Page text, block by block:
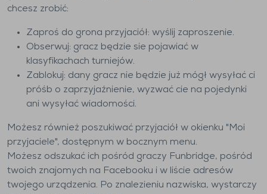
chcesz zrobić:
Zaproś do grona przyjaciół: wyślij zaproszenie.
Obserwuj: gracz będzie sie pojawiać w
klasyfikachach turniejów.
Zablokuj: dany gracz nie będzie już mógł wysyłać ci
próśb o zaprzyjaźnienie, wyzwać cie na pojedynki
ani wysyłać wiadomości.
Możesz również poszukiwać przyjaciół w okienku "Moi
przyjaciele", dostępnym w bocznym menu.
Możesz odszukać ich pośród graczy Funbridge, pośród
twoich znajomych na Facebooku i w liście adresów
twojego urządzenia. Po znalezieniu nazwiska, wystarczy